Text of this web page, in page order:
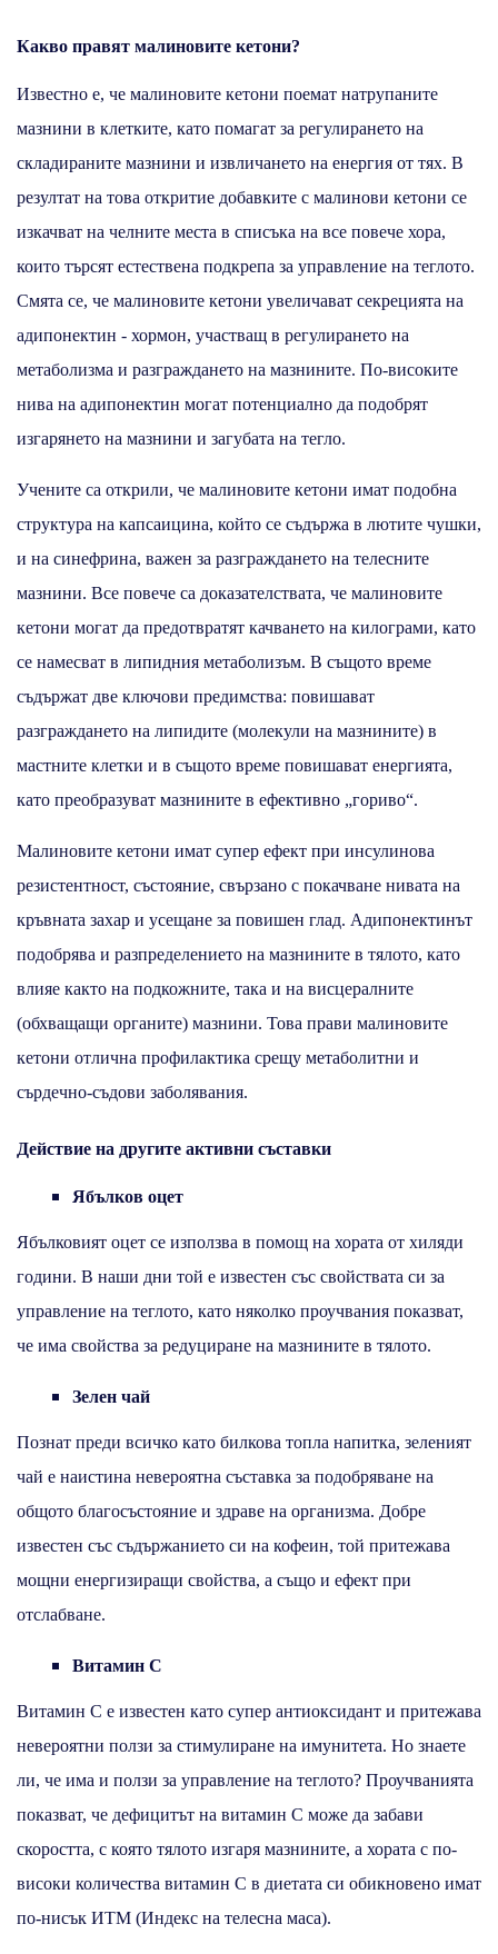
Какво правят малиновите кетони?
Известно е, че малиновите кетони поемат натрупаните
мазнини в клетките, като помагат за регулирането на
складираните мазнини и извличането на енергия от тях. В
резултат на това откритие добавките с малинови кетони се
изкачват на челните места в списъка на все повече хора,
които търсят естествена подкрепа за управление на теглото.
Смята се, че малиновите кетони увеличават секрецията на
адипонектин - хормон, участващ в регулирането на
метаболизма и разграждането на мазнините. По-високите
нива на адипонектин могат потенциално да подобрят
изгарянето на мазнини и загубата на тегло.
Учените са открили, че малиновите кетони имат подобна
структура на капсаицина, който се съдържа в лютите чушки,
и на синефрина, важен за разграждането на телесните
мазнини. Все повече са доказателствата, че малиновите
кетони могат да предотвратят качването на килограми, като
се намесват в липидния метаболизъм. В същото време
съдържат две ключови предимства: повишават
разграждането на липидите (молекули на мазнините) в
мастните клетки и в същото време повишават енергията,
като преобразуват мазнините в ефективно „гориво“.
Малиновите кетони имат супер ефект при инсулинова
резистентност, състояние, свързано с покачване нивата на
кръвната захар и усещане за повишен глад. Адипонектинът
подобрява и разпределението на мазнините в тялото, като
влияе както на подкожните, така и на висцералните
(обхващащи органите) мазнини. Това прави малиновите
кетони отлична профилактика срещу метаболитни и
сърдечно-съдови заболявания.
Действие на другите активни съставки
Ябълков оцет
Ябълковият оцет се използва в помощ на хората от хиляди
години. В наши дни той е известен със свойствата си за
управление на теглото, като няколко проучвания показват,
че има свойства за редуциране на мазнините в тялото.
Зелен чай
Познат преди всичко като билкова топла напитка, зеленият
чай е наистина невероятна съставка за подобряване на
общото благосъстояние и здраве на организма. Добре
известен със съдържанието си на кофеин, той притежава
мощни енергизиращи свойства, а също и ефект при
отслабване.
Витамин С
Витамин С е известен като супер антиоксидант и притежава
невероятни ползи за стимулиране на имунитета. Но знаете
ли, че има и ползи за управление на теглото? Проучванията
показват, че дефицитът на витамин С може да забави
скоростта, с която тялото изгаря мазнините, а хората с по-
високи количества витамин С в диетата си обикновено имат
по-нисък ИТМ (Индекс на телесна маса).